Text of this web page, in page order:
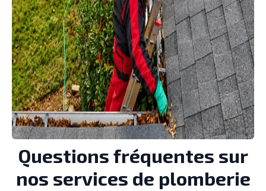
Questions fréquentes sur
nos services de plomberie